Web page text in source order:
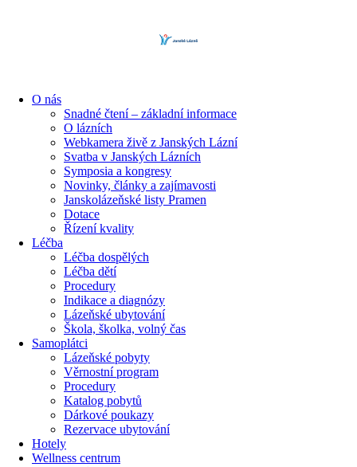
O nás
Snadné čtení – základní informace
O lázních
Webkamera živě z Janských Lázní
Svatba v Janských Lázních
Symposia a kongresy
Novinky, články a zajímavosti
Janskolázeňské listy Pramen
Dotace
Řízení kvality
Léčba
Léčba dospělých
Léčba dětí
Procedury
Indikace a diagnózy
Lázeňské ubytování
Škola, školka, volný čas
Samoplátci
Lázeňské pobyty
Věrnostní program
Procedury
Katalog pobytů
Dárkové poukazy​
Rezervace ubytování
Hotely
Wellness centrum